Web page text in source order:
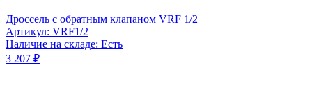
Дроссель с обратным клапаном VRF 1/2
Артикул: VRF1/2
Наличие на складе: Есть
3 207 ₽